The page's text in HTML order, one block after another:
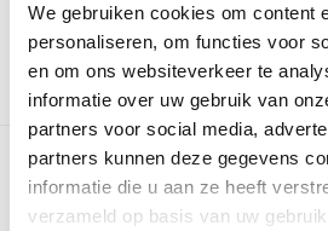
We gebruiken cookies om content
personaliseren, om functies voor
en om ons websiteverkeer te
informatie over uw gebruik van
partners voor social media,
partners kunnen deze gegevens
informatie die u aan ze heeft
verzameld op basis van uw
Productomschrijving
Regaal 780mm t.b.v. Napoleon
Trendhout Buitenkeuken BUFFET Module
d x h)
Bekijk dit product in onze